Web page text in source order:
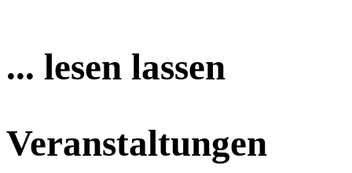
... lesen lassen
Veranstaltungen